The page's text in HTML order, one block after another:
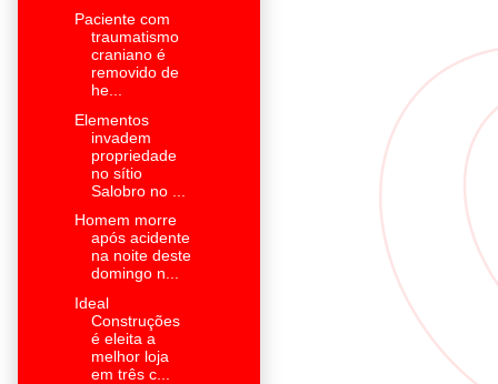
Paciente com
traumatismo
craniano é
removido de
he...
Elementos
invadem
propriedade
no sítio
Salobro no ...
Homem morre
após acidente
na noite deste
domingo n...
Ideal
Construções
é eleita a
melhor loja
em três c...